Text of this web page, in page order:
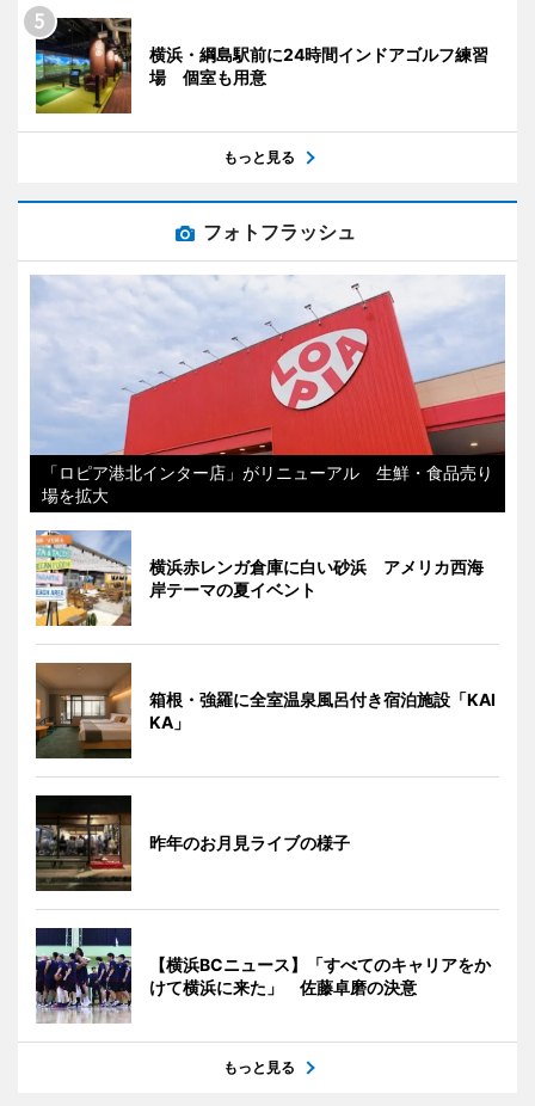
横浜・綱島駅前に24時間インドアゴルフ練習
場 個室も用意
もっと見る
フォトフラッシュ
「ロピア港北インター店」がリニューアル 生鮮・食品売り
場を拡大
横浜赤レンガ倉庫に白い砂浜 アメリカ西海
岸テーマの夏イベント
箱根・強羅に全室温泉風呂付き宿泊施設「KAI
KA」
昨年のお月見ライブの様子
【横浜BCニュース】「すべてのキャリアをか
けて横浜に来た」 佐藤卓磨の決意
もっと見る